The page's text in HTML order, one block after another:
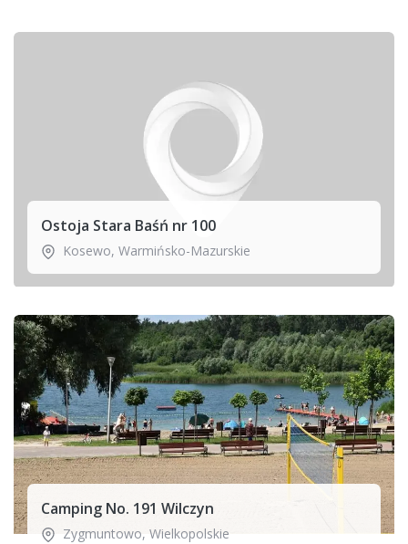
Ostoja Stara Baśń nr 100
Kosewo, Warmińsko-Mazurskie
Camping No. 191 Wilczyn
Zygmuntowo, Wielkopolskie